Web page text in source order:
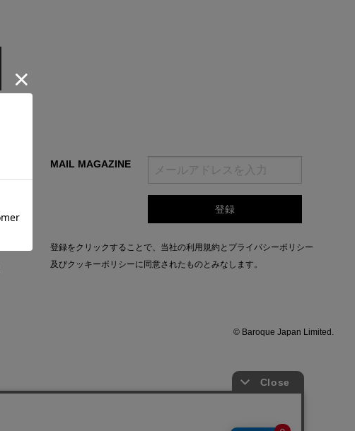
MAIL MAGAZINE
登録をクリックすることで、当社の利用規約 と プライバシーポリシー
及びクッキーポリシーに同意されたものとみなします。
© Baroque Japan Limited.